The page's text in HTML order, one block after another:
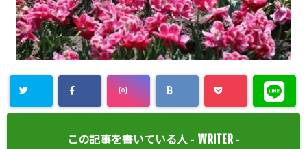
この記事を書いている人 - WRITER -